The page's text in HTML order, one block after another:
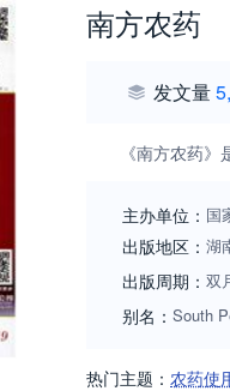
南方农药
发文量
《南方农药
主办单位： 国
出版地区： 湖
出版周期： 双
别名： South
热门主题： 农药使